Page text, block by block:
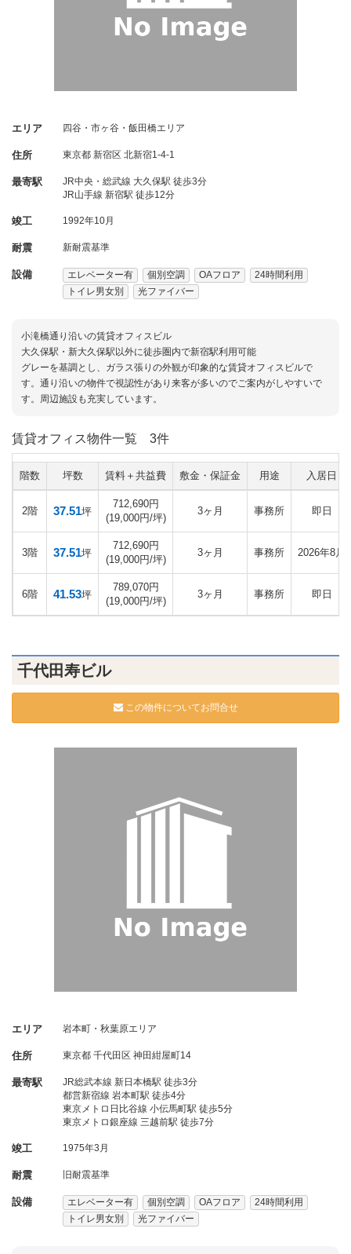
エリア 四谷・市ヶ谷・飯田橋エリア
住所 東京都 新宿区 北新宿1-4-1
最寄駅
JR中央・総武線 大久保駅 徒歩3分
JR山手線 新宿駅 徒歩12分
竣工 1992年10月
耐震 新耐震基準
設備 エレベーター有 個別空調 OAフロア
24時間利用
トイレ男女別
光ファイバー
小滝橋通り沿いの賃貸オフィスビル
大久保駅・新大久保駅以外に徒歩圏内で新宿駅利用可能
グレーを基調とし、ガラス張りの外観が印象的な賃貸オフィスビルで
す。通り沿いの物件で視認性があり来客が多いのでご案内がしやすいで
す。周辺施設も充実しています。
賃貸オフィス物件一覧 3件
階数 坪数 賃料＋共益費 敷金・保証金 用途 入居日
2階 37.51坪
712,690円
(19,000円/坪)
3ヶ月 事務所 即日
3階 37.51坪
712,690円
(19,000円/坪)
3ヶ月 事務所 2026年8月
6階 41.53坪
789,070円
(19,000円/坪)
3ヶ月 事務所 即日
千代田寿ビル
この物件についてお問合せ
エリア 岩本町・秋葉原エリア
住所 東京都 千代田区 神田紺屋町14
最寄駅
JR総武本線 新日本橋駅 徒歩3分
都営新宿線 岩本町駅 徒歩4分
東京メトロ日比谷線 小伝馬町駅 徒歩5分
東京メトロ銀座線 三越前駅 徒歩7分
竣工 1975年3月
耐震 旧耐震基準
設備 エレベーター有 個別空調 OAフロア
24時間利用
トイレ男女別
光ファイバー